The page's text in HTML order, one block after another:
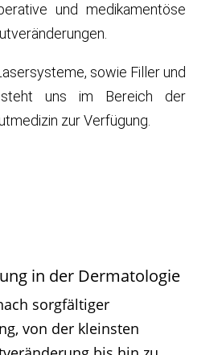
und medikamentöse
sowie Filler und
steht uns im Bereich der
zur Verfügung.
in der Dermatologie
sorgfältiger
von der kleinsten